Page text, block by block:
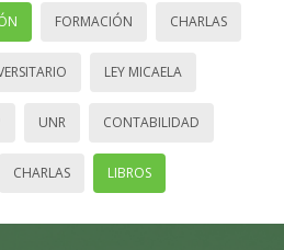
FORMACIÓN CHARLAS
LEY MICAELA
UNR CONTABILIDAD
CHARLAS LIBROS